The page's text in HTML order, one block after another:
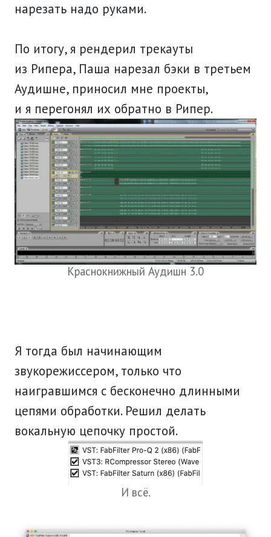
нарезать надо руками.
По итогу, я рендерил трекауты
из Рипера, Паша нарезал бэки в третьем
Аудишне, приносил мне проекты,
и я перегонял их обратно в Рипер.
Краснокнижный Аудишн 3.0
Я тогда был начинающим
звукорежиссером, только что
наигравшимся с бесконечно длинными
цепями обработки. Решил делать
вокальную цепочку простой.
И всё.